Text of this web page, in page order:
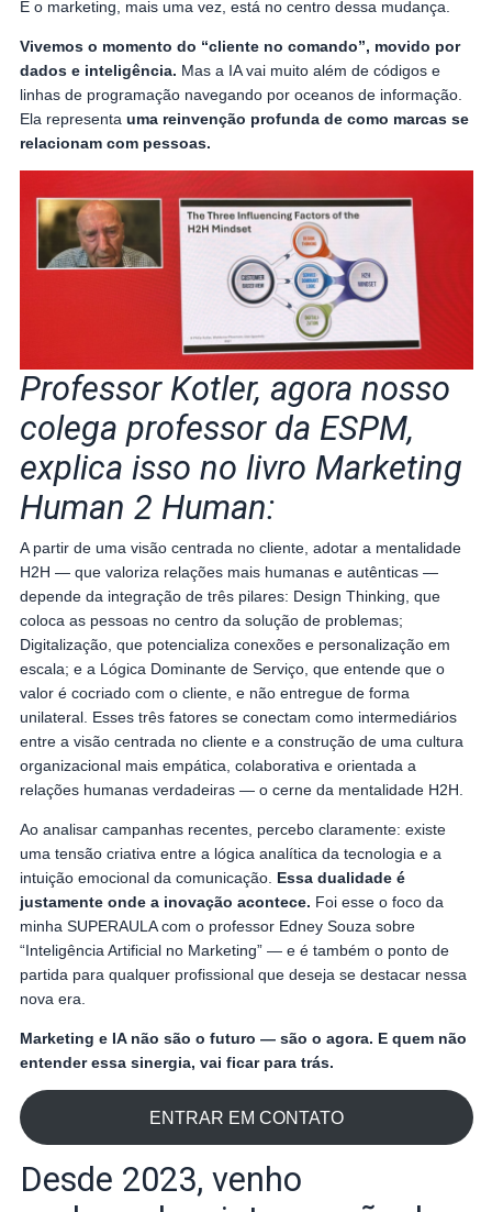
E o marketing, mais uma vez, está no centro dessa mudança.
Vivemos o momento do “cliente no comando”, movido por
dados e inteligência. Mas a IA vai muito além de códigos e
linhas de programação navegando por oceanos de informação.
Ela representa uma reinvenção profunda de como marcas se
relacionam com pessoas.
Professor Kotler, agora nosso
colega professor da ESPM,
explica isso no livro Marketing
Human 2 Human:
A partir de uma visão centrada no cliente, adotar a mentalidade
H2H — que valoriza relações mais humanas e autênticas —
depende da integração de três pilares: Design Thinking, que
coloca as pessoas no centro da solução de problemas;
Digitalização, que potencializa conexões e personalização em
escala; e a Lógica Dominante de Serviço, que entende que o
valor é cocriado com o cliente, e não entregue de forma
unilateral. Esses três fatores se conectam como intermediários
entre a visão centrada no cliente e a construção de uma cultura
organizacional mais empática, colaborativa e orientada a
relações humanas verdadeiras — o cerne da mentalidade H2H.
Ao analisar campanhas recentes, percebo claramente: existe
uma tensão criativa entre a lógica analítica da tecnologia e a
intuição emocional da comunicação. Essa dualidade é
justamente onde a inovação acontece. Foi esse o foco da
minha SUPERAULA com o professor Edney Souza sobre
“Inteligência Artificial no Marketing” — e é também o ponto de
partida para qualquer profissional que deseja se destacar nessa
nova era.
Marketing e IA não são o futuro — são o agora. E quem não
entender essa sinergia, vai ficar para trás.
ENTRAR EM CONTATO
Desde 2023, venho